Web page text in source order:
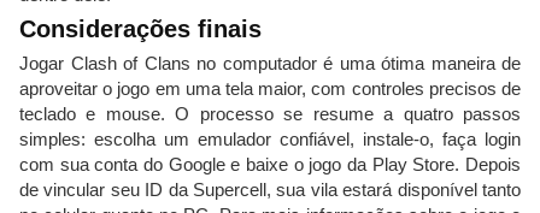
Considerações finais
Jogar Clash of Clans no computador é uma ótima maneira de
aproveitar o jogo em uma tela maior, com controles precisos de
teclado e mouse. O processo se resume a quatro passos
simples: escolha um emulador confiável, instale-o, faça login
com sua conta do Google e baixe o jogo da Play Store. Depois
de vincular seu ID da Supercell, sua vila estará disponível tanto